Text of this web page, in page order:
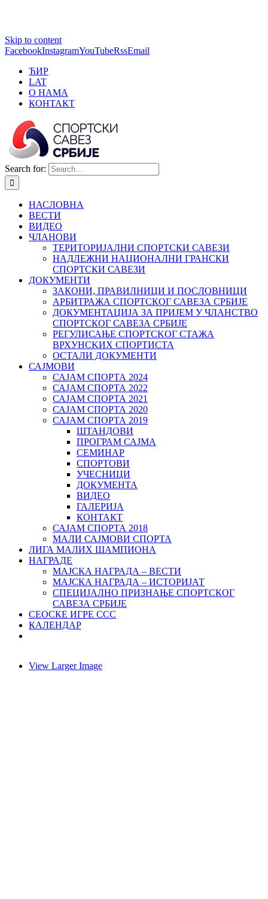
Skip to content
FacebookInstagramYouTubeRssEmail
ЋИР
LAT
О НАМА
КОНТАКТ
Search for:
НАСЛОВНА
ВЕСТИ
ВИДЕО
ЧЛАНОВИ
ТЕРИТОРИЈАЛНИ СПОРТСКИ САВЕЗИ
НАДЛЕЖНИ НАЦИОНАЛНИ ГРАНСКИ
СПОРТСКИ САВЕЗИ
ДОКУМЕНТИ
ЗАКОНИ, ПРАВИЛНИЦИ И ПОСЛОВНИЦИ
АРБИТРАЖА СПОРТСКОГ САВЕЗА СРБИЈЕ
ДОКУМЕНТАЦИЈА ЗА ПРИЈЕМ У ЧЛАНСТВО
СПОРТСКОГ САВЕЗА СРБИЈЕ
РЕГУЛИСАЊЕ СПОРТСKОГ СТАЖА
ВРХУНСKИХ СПОРТИСТА
ОСТАЛИ ДОКУМЕНТИ
САЈМОВИ
САЈАМ СПОРТА 2024
САЈАМ СПОРТА 2022
САЈАМ СПОРТА 2021
САЈАМ СПОРТА 2020
САЈАМ СПОРТА 2019
ШТАНДОВИ
ПРОГРАМ САЈМА
СЕМИНАР
СПОРТОВИ
УЧЕСНИЦИ
ДОКУМЕНТА
ВИДЕО
ГАЛЕРИЈА
КОНТАКТ
САЈАМ СПОРТА 2018
МАЛИ САЈМОВИ СПОРТА
ЛИГА МАЛИХ ШАМПИОНА
НАГРАДЕ
МАЈСКА НАГРАДА – ВЕСТИ
МАЈСКА НАГРАДА – ИСТОРИЈАТ
СПЕЦИЈАЛНО ПРИЗНАЊЕ СПОРТСКОГ
САВЕЗА СРБИЈЕ
СЕОСКЕ ИГРЕ ССС
КАЛЕНДАР
View Larger Image